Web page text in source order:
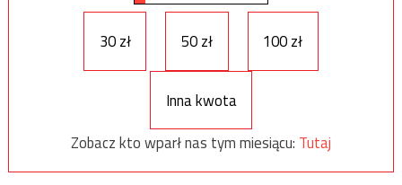
30 zł 50 zł 100 zł
Inna kwota
Zobacz kto wparł nas tym miesiącu: Tutaj